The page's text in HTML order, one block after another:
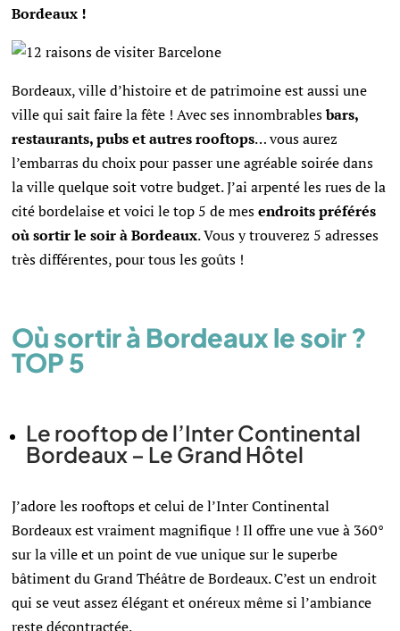
Bordeaux !
Bordeaux, ville d’histoire et de patrimoine est aussi une
ville qui sait faire la fête ! Avec ses innombrablesbars,
restaurants, pubs et autres rooftops… vous aurez
l’embarras du choix pour passer une agréable soirée dans
la ville quelque soit votre budget. J’ai arpenté les rues de la
cité bordelaise et voici le top 5 de mesendroits préférés
où sortir le soir à Bordeaux. Vous y trouverez 5 adresses
très différentes, pour tous les goûts !
Où sortir à Bordeaux le soir ?
TOP 5
Le rooftop de l’Inter Continental
Bordeaux – Le Grand Hôtel
J’adore les rooftops et celui de l’Inter Continental
Bordeaux est vraiment magnifique ! Il offre une vue à 360°
sur la ville et un point de vue unique sur le superbe
bâtiment du Grand Théâtre de Bordeaux. C’est un endroit
qui se veut assez élégant et onéreux même si l’ambiance
reste décontractée.